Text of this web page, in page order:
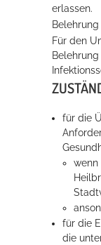
erlassen.
Für den
für die
wenn
für die
die